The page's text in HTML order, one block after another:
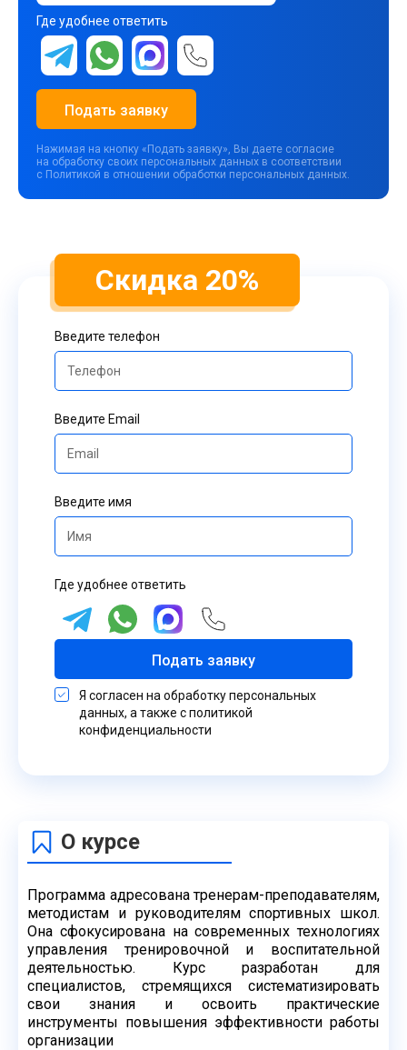
Где удобнее ответить
Подать заявку
Нажимая на кнопку «Подать заявку», Вы даете согласие
на обработку своих персональных данных в соответствии
с Политикой в отношении обработки персональных данных.
Скидка 20%
Введите телефон
Введите Email
Введите имя
Где удобнее ответить
Подать заявку
Я согласен на обработку персональных
данных, а также с политикой
конфиденциальности
О курсе
Программа адресована тренерам-преподавателям,
методистам и руководителямспортивных школ.
Она сфокусирована на современных технологиях
управлениятренировочной и воспитательной
деятельностью. Курс разработан для
специалистов, стремящихся систематизировать
свои знания и освоить практические
инструменты повышения эффективности работы
организации